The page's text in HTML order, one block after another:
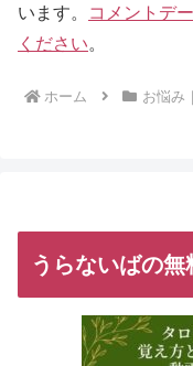
います。
コメントデ
ください。
ホーム お悩み
うらないばの無